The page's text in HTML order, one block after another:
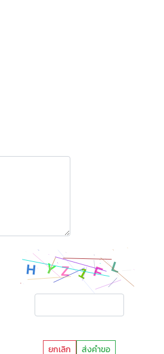
ยกเลิก ส่งคำขอ